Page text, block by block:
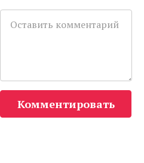
Комментировать